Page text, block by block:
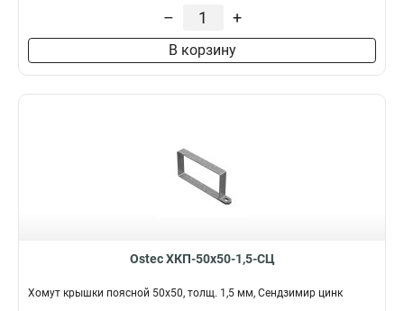
– +
В корзину
Ostec ХКП-50х50-1,5-СЦ
Хомут крышки поясной 50х50, толщ. 1,5 мм, Сендзимир цинк